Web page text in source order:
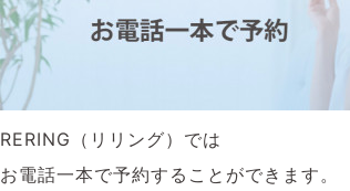
RERING（リリング）では
お電話一本で予約することができます。